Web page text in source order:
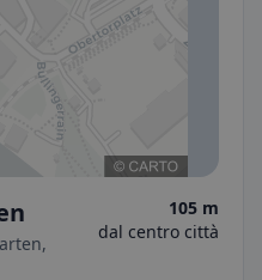
105 m
dal centro città